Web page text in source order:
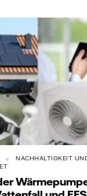
NACHHALTIGKEIT